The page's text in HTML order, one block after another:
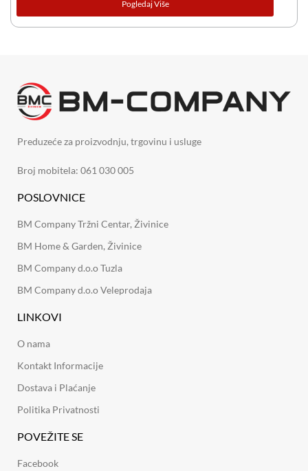
Pogledaj Više
Preduzeće za proizvodnju, trgovinu i usluge
Broj mobitela: 061 030 005
POSLOVNICE
BM Company Tržni Centar, Živinice
BM Home & Garden, Živinice
BM Company d.o.o Tuzla
BM Company d.o.o Veleprodaja
LINKOVI
O nama
Kontakt Informacije
Dostava i Plaćanje
Politika Privatnosti
POVEŽITE SE
Facebook